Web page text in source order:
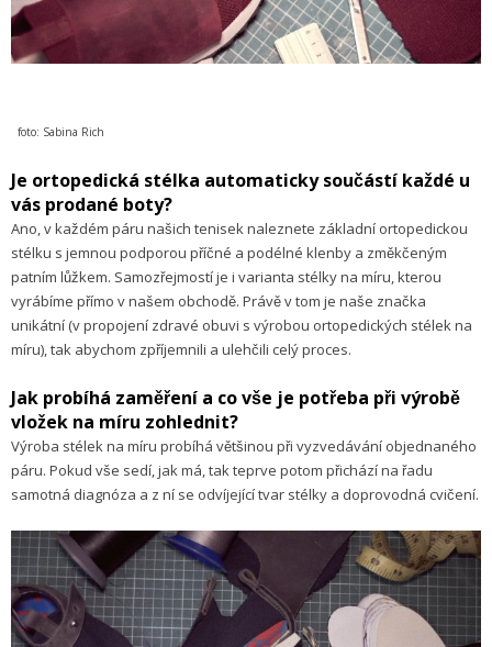
foto: Sabina Rich
Je ortopedická stélka automaticky součástí každé u
vás prodané boty?
Ano, v každém páru našich tenisek naleznete základní ortopedickou
stélku s jemnou podporou příčné a podélné klenby a změkčeným
patním lůžkem. Samozřejmostí je i varianta stélky na míru, kterou
vyrábíme přímo v našem obchodě. Právě v tom je naše značka
unikátní (v propojení zdravé obuvi s výrobou ortopedických stélek na
míru), tak abychom zpříjemnili a ulehčili celý proces.
Jak probíhá zaměření a co vše je potřeba při výrobě
vložek na míru zohlednit?
Výroba stélek na míru probíhá většinou při vyzvedávání objednaného
páru. Pokud vše sedí, jak má, tak teprve potom přichází na řadu
samotná diagnóza a z ní se odvíjející tvar stélky a doprovodná cvičení.